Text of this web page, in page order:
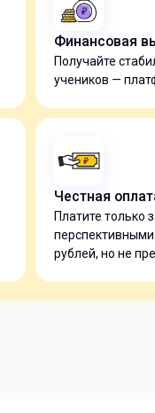
Финансовая
Получайте
учеников —
Честная
Платите только
рублей, но не